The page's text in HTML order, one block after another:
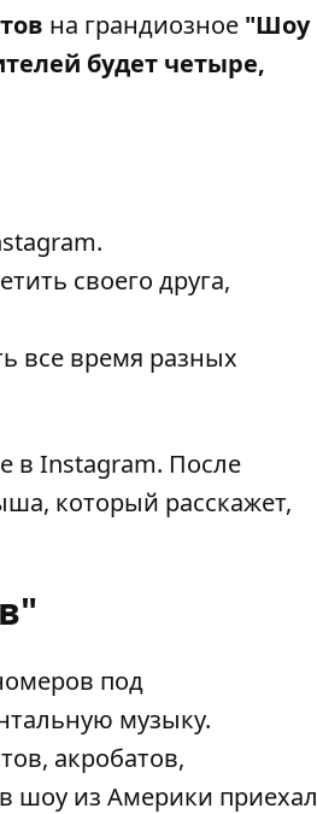
на грандиозное "Шоу
будет четыре,
своего друга,
все время разных
в Instagram. После
который расскажет,
под
музыку.
акробатов,
шоу из Америки приехал